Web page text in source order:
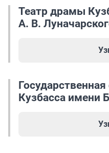
Театр драмы
А. В.
и 18 сентября в 19:00.
рублей.
«Человек в закрытой
Кузбасса имени